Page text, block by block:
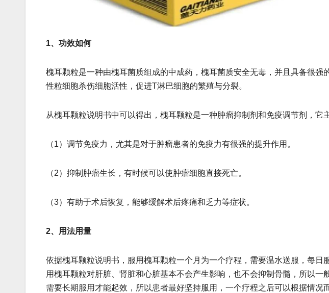
1、功效如何
槐耳颗粒是一种由槐耳菌质组成的中成药，槐耳菌质安全无毒，并且具备很强
性粒细胞杀伤细胞活性，促进T淋巴细胞的繁殖与分裂。
从槐耳颗粒说明书中可以得出，槐耳颗粒是一种肿瘤抑制剂和免疫调节剂，它
（1）调节免疫力，尤其是对于肿瘤患者的免疫力有很强的提升作用。
（2）抑制肿瘤生长，有时候可以使肿瘤细胞直接死亡。
（3）有助于术后恢复，能够缓解术后疼痛和乏力等症状。
2、用法用量
依据槐耳颗粒说明书，服用槐耳颗粒一个月为一个疗程，需要温水送服，每日
用槐耳颗粒对肝脏、肾脏和心脏基本不会产生影响，也不会抑制骨髓，所以一
需要长期服用才能起效，所以患者最好坚持服用，一个疗程之后可以根据情况